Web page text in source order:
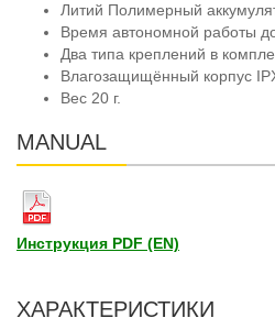
Литий Полимерный
Время автономной работы
Два типа креплений в
Влагозащищённый корпус
Вес 20 г.
MANUAL
Инструкция PDF (EN)
ХАРАКТЕРИСТИКИ